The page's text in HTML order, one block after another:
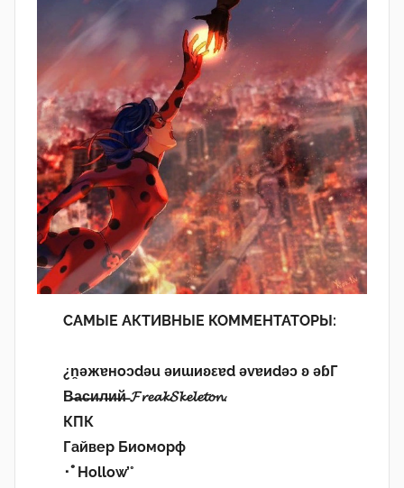
САМЫЕ АКТИВНЫЕ КОММЕНТАТОРЫ:
¿n̯ǝжɐноɔdǝu ǝиɯиʚεɐd ǝvɐиdǝɔ ʚ ǝɓГ
В̶а̶с̶и̶л̶и̶й̶ 𝓕𝓻𝓮𝓪𝓴𝓢𝓴𝓮𝓵𝓮𝓽𝓸𝓷.
КПК
Гайвер Биоморф
･ﾟHollow’°